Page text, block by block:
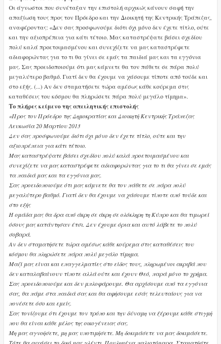
Οι άγνωστοι που συνέταξαν την επιστολή αρχικώς κάνουν σαφή την
απαξίωση τους προς τον Πρόεδρο και την Διοικητή της Κεντρικής Τράπεζας,
αναφέροντας: «Δεν σας προσφωνούμε διότι όχι μόνο δεν έχετε τίτλο, ούτε
και την αξιοπρέπεια για κάτι τέτοιο. Μας καταστρέψατε βάσει σχεδίου
πολύ καλά προετοιμασμένου και συνεχίζετε να μας καταστρέφετε
αδιαφορώντας για το τι θα γίνει σε εμάς τα παιδιά μας και τα εγγόνια
μας. Σας προειδοποιούμε ότι μας κάμνετε θα τον πάθετε σε πάρα πολύ
μεγαλύτερο βαθμό. Γιατί δεν θα έχουμε να χάσουμε τίποτε από τούδε και
στο εξής. (...) Αν δεν σταματήσετε τώρα αμέσως κάθε κούρεμα στις
καταθέσεις του κόσμου θα πληρώσετε πάρα πολύ μεγάλο τίμημα».
Το πλήρες κείμενο της απειλητικής επιστολής
«Προς τον Πρόεδρο της Δημοκρατίας και Διοικητή Κεντρικής Τράπεζας
Λευκωσία 20 Μαρτίου 2013
Δεν σας προσφωνούμε διότι όχι μόνο δεν έχετε τίτλο, ούτε και την
αξιοπρέπεια για κάτι τέτοιο.
Μας καταστρέψατε βάσει σχεδίου πολύ καλά προετοιμασμένου και
συνεχίζετε να μας καταστρέφετε αδιαφορώντας για το τι θα γίνει σε εμάς
τα παιδιά μας και τα εγγόνια μας.
Σας προειδοποιούμε ότι μας κάμνετε θα τον πάθετε σε πάρα πολύ
μεγαλύτερο βαθμό. Γιατί δεν θα έχουμε να χάσουμε τίποτε από τούδε και
στο εξής
Η ομάδα μας θα δρα από άκρη σε άκρη σε ολόκληρη τη Κύπρο και θα τιμωρεί
όσους μας κατάντησαν έτσι. Δεν έχουμε όρια και αυτό λάβετε το πολύ
σοβαρά.
Αν δεν σταματήσετε τώρα αμέσως κάθε κούρεμα στις καταθέσεις του
κόσμου θα πληρώσετε πάρα πολύ μεγάλο τίμημα.
Μαζί μας είναι και επαγγελματίες στο είδος τους, πληρωμένοι ακριβά που
δεν καταλαβαίνουν τίποτε αλλά ούτε και έχουν Θεό, παρά μόνο το χρήμα.
Σας προειδοποιούμε και δεν μπλοφάρουμε. Θα αρχίσουμε από τα εγγόνια
σας, θα πάμε στα παιδιά σας και θα αφήσουμε εσάς τελευταίους για να
πονέσετε όσο και εμείς.
Σας τονίζουμε ότι έχουμε τον τρόπο και την δύναμη να ξέρουμε κάθε στιγμή
που θα είναι κάθε μέλος της οικογένειας σας.
Μη μας αγνοήσετε, μη μας υποτιμήσετε. Μη δοκιμάσετε να μας δοκιμάσετε.
Τότε θα αρχίσει το δικό μας γλέντι. Πουλημένα παλιοτόμαρα. Σταματήστε